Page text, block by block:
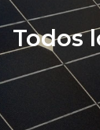
Todos